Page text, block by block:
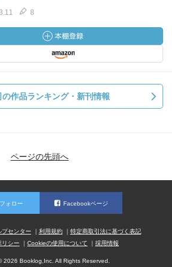
8
の作品ランキング・新刊情報
ページの先頭へ
ォロー Facebookページ
プセンター 利用規約
特定商取引法に基づく表記
リシー
Cookieの使用について 採用情報
2026 Booklog,Inc. All Rights Reserved.